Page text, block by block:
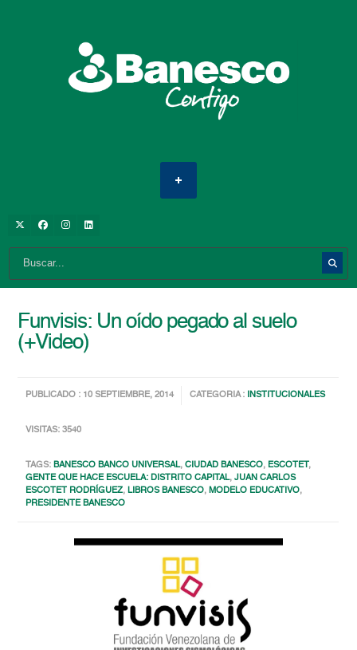
Funvisis: Un oído pegado al suelo
(+Video)
PUBLICADO : 10 SEPTIEMBRE, 2014 CATEGORIA : INSTITUCIONALES
VISITAS: 3540
TAGS:BANESCO BANCO UNIVERSAL,CIUDAD BANESCO, ESCOTET,
GENTE QUE HACE ESCUELA: DISTRITO CAPITAL,JUAN CARLOS
ESCOTET RODRÍGUEZ,LIBROS BANESCO,MODELO EDUCATIVO,
PRESIDENTE BANESCO